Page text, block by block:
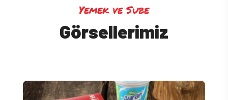
Yemek ve Sube
Görsellerimiz